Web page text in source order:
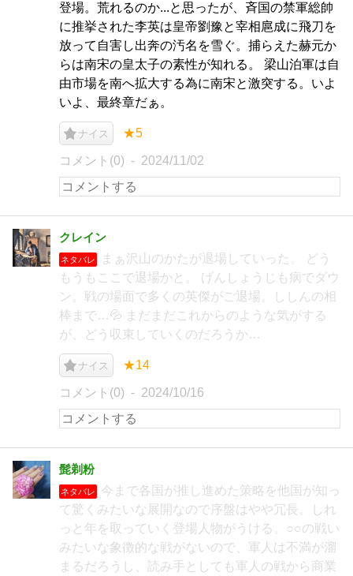
登場。荒れるのか...と思ったが、斉国の禁軍総帥
に推挙された李英は皇帝劉豫と宰相扈成に飛刀を
放って自害し出奔の汚名を雪ぐ。捕らえた赫元か
らは南宋の皇太子の素性が知れる。 梁山泊軍は自
由市場を南へ拡大する為に南宋と激突する。いよ
いよ、最終章だぁ。
ナイス ★5
コメント(0) 2024/11/02
クレイン
ネタバレ
まぁ沢山のかたが退場していった。 どう
もうもここで退場かと。 げんしょうじも病でダウ
ン。戦の場面で多くの英傑がご退場。ししんの相
棒まで…💦 まだまだこれからのような気がする
が、どう収束していくのだろうか…
ナイス ★14
コメント(0) 2024/10/16
髭剃粉
ネタバレ
今まで各国が推し進めた策略を他国が知っ
て驚くみたいな展開なので序盤はやや冗長。しれ
っと年を取っていく登場人物がうける。○○の戦い
みたいな象徴的な戦がないので、軍人は不満が溜
まるだろうし、読み手としても軍人の戦から商業